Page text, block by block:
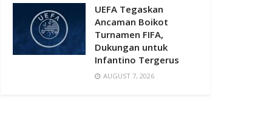
UEFA Tegaskan
Ancaman Boikot
Turnamen FIFA,
Dukungan untuk
Infantino Tergerus
AUGUST 7, 2026